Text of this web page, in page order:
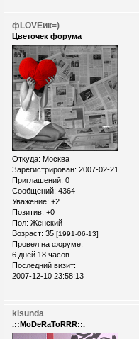
фLOVEик=)
Цветочек форума
Откуда: Москва
Зарегистрирован: 2007-02-21
Приглашений: 0
Сообщений: 4364
Уважение: +2
Позитив: +0
Пол: Женский
Возраст: 35 [1991-06-13]
Провел на форуме:
6 дней 18 часов
Последний визит:
2007-12-10 23:58:13
kisunda
.::MoDeRaToRRR::.